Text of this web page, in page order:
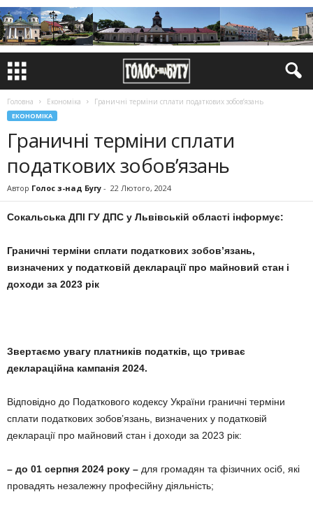
Головна Економіка Граничні терміни сплати податкових зобов’язань
ЕКОНОМІКА
Граничні терміни сплати
податкових зобов’язань
Автор Голос з-над Бугу - 22 Лютого, 2024
Сокальська ДПІ ГУ ДПС у Львівській області інформує:
Граничні терміни сплати податкових зобов’язань,
визначених у податковій декларації про майновий стан і
доходи за 2023 рік
Звертаємо увагу платників податків, що триває
деклараційна кампанія 2024.
Відповідно до Податкового кодексу України граничні терміни
сплати податкових зобов’язань, визначених у податковій
декларації про майновий стан і доходи за 2023 рік:
– до 01 серпня 2024 року – для громадян та фізичних осіб, які
провадять незалежну професійну діяльність;